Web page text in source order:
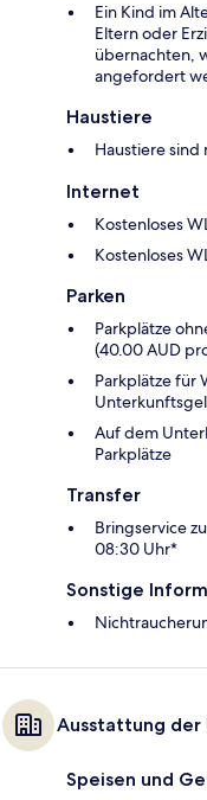
Ein Kind im
Eltern oder
übernachten,
angefordert
Haustiere
Haustiere
Internet
Kostenloses
Kostenloses
Parken
Parkplätze
(40.00 AUD
Parkplätze für
Auf dem
Parkplätze
Transfer
Bringservice
08:30 Uhr*
Sonstige
Ausstattung
Speisen und